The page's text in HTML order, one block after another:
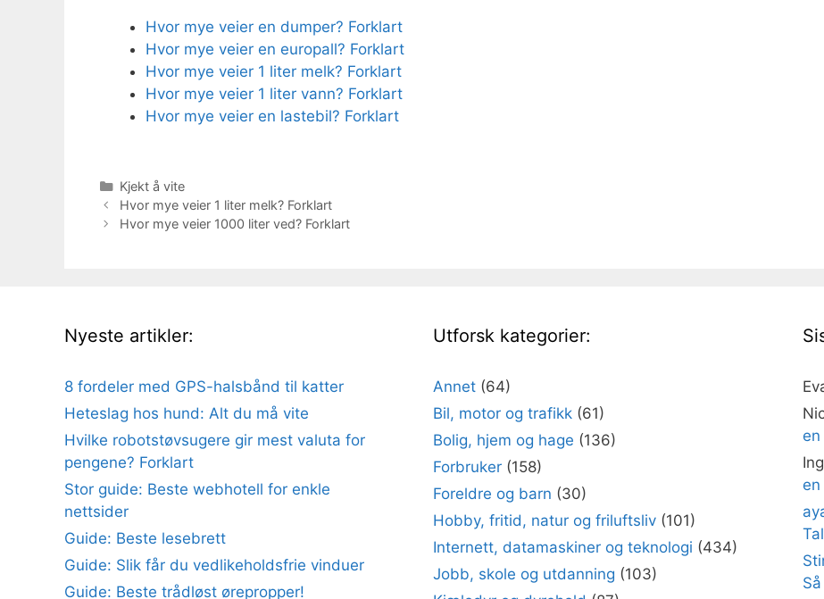
Hvor mye veier en dumper? Forklart
Hvor mye veier en europall? Forklart
Hvor mye veier 1 liter melk? Forklart
Hvor mye veier 1 liter vann? Forklart
Hvor mye veier en lastebil? Forklart
Kategorier
Kjekt å vite
Hvor mye veier 1 liter melk? Forklart
Hvor mye veier 1000 liter ved? Forklart
Nyeste artikler:
8 fordeler med GPS-halsbånd til katter
Heteslag hos hund: Alt du må vite
Hvilke robotstøvsugere gir mest valuta for
pengene? Forklart
Stor guide: Beste webhotell for enkle
nettsider
Guide: Beste lesebrett
Guide: Slik får du vedlikeholdsfrie vinduer
Guide: Beste trådløst ørepropper!
Utforsk kategorier:
Annet (64)
Bil, motor og trafikk (61)
Bolig, hjem og hage (136)
Forbruker (158)
Foreldre og barn (30)
Hobby, fritid, natur og friluftsliv (101)
Internett, datamaskiner og teknologi (434)
Jobb, skole og utdanning (103)
en
en